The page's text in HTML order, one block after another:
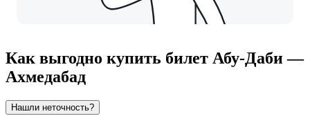
Как выгодно купить билет Абу-Даби —
Ахмедабад
Нашли неточность?